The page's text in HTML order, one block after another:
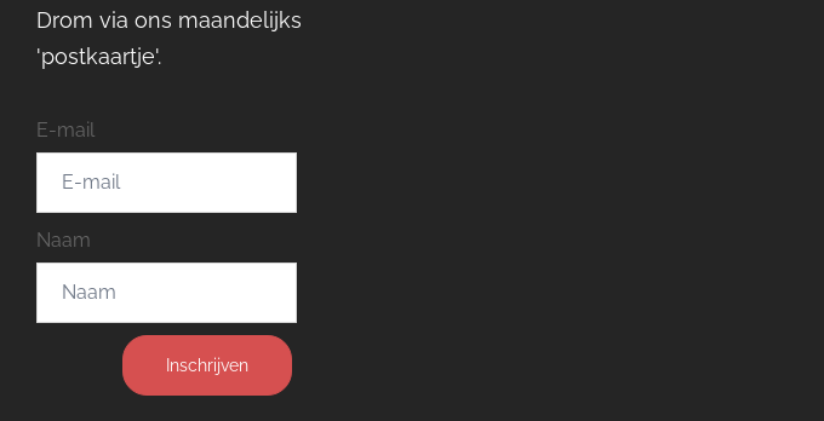
Drom via ons maandelijks
'postkaartje'.
E-mail
Naam
Inschrijven